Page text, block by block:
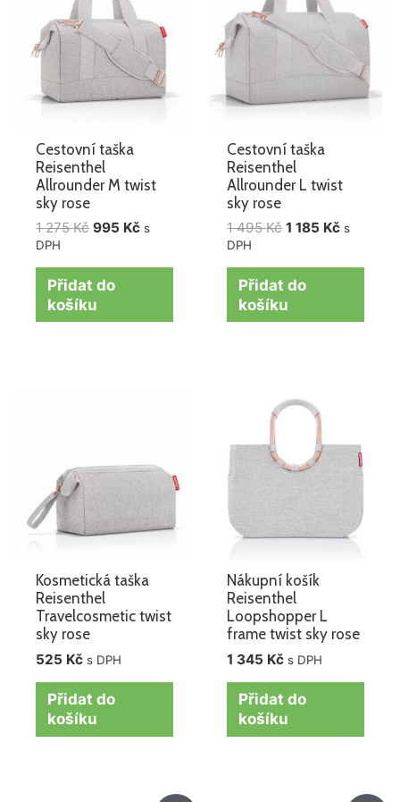
Cestovní taška
Reisenthel
Allrounder M twist
sky rose
1 275Kč
275 Kč.
995 Kč s
DPH
Přidat do
košíku
Cestovní taška
Reisenthel
Allrounder L twist
sky rose
1 495Kč
1
495 Kč.
1 185 Kč
1
185 Kč.
s
DPH
Přidat do
košíku
Kosmetická taška
Reisenthel
Travelcosmetic twist
sky rose
525 Kč s DPH
Přidat do
košíku
Nákupní košík
Reisenthel
Loopshopper L
frame twist sky rose
1 345 Kč s DPH
Přidat do
košíku